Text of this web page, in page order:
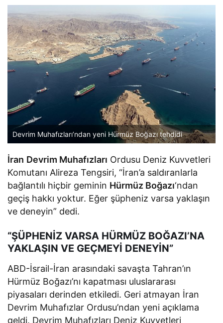
Devrim Muhafızları’ndan yeni Hürmüz Boğazı tehdidi
İran Devrim Muhafızları Ordusu Deniz Kuvvetleri
Komutanı Alireza Tengsiri, “İran’a saldıranlarla
bağlantılı hiçbir geminin Hürmüz Boğazı‘ndan
geçiş hakkı yoktur. Eğer şüpheniz varsa yaklaşın
ve deneyin” dedi.
“ŞÜPHENİZ VARSA HÜRMÜZ BOĞAZI’NA
YAKLAŞIN VE GEÇMEYİ DENEYİN”
ABD-İsrail-İran arasındaki savaşta Tahran’ın
Hürmüz Boğazı’nı kapatması uluslararası
piyasaları derinden etkiledi. Geri atmayan İran
Devrim Muhafızlar Ordusu’ndan yeni açıklama
geldi. Devrim Muhafızları Deniz Kuvvetleri